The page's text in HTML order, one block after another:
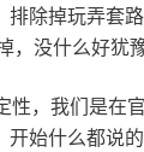
排除掉玩弄套
，没什么好犹豫
性，我们是在
开始什么都说